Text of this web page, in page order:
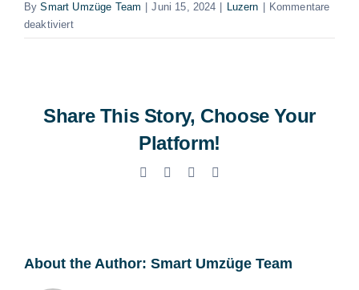
BySmart Umzüge Team Juni 15, 2024 Luzern
Kommentare
deaktiviertfür
Büroumzüge
Share This Story, Choose Your
Platform!
Facebook LinkedIn
About the Author: Smart Umzüge Team